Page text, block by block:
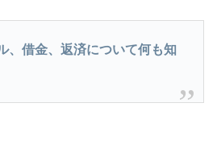
、借金、返済について何も知